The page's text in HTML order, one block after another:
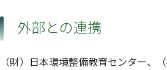
外部との連携
（財）日本環境整備教育センター、